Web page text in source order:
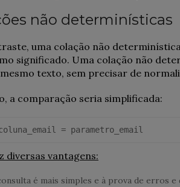
não determinísticas
uma colação não
significado. Uma colação não
texto, sem precisar de
a comparação seria simplificada:
coluna_email = parametro_email
diversas vantagens:
é mais simples e à prova de erros e